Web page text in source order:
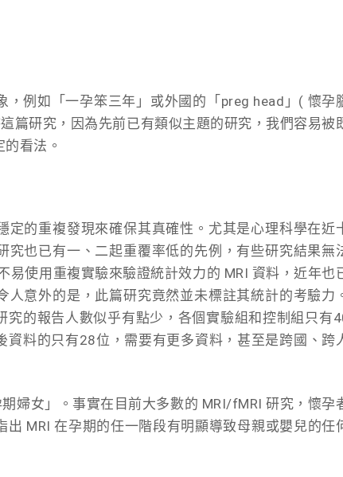
例如「一孕笨三年」或外國的「preg head」( 懷孕
篇研究，因為先前已有類似主題的研究，我們容易被
看法。
定的重複發現來確保其真確性。尤其是心理科學在近
究也已有一、二起重覆率低的先例，有些研究結果無
使用重複實驗來驗證統計效力的 MRI 資料，近年也
意外的是，此篇研究竟然並未標註其統計的考驗力
的報告人數似乎有點少，各個實驗組和控制組只有
資料的只有28位，需要有更多資料，甚至是跨國、跨
婦女」。事實在目前大多數的 MRI/fMRI 研究，懷孕
MRI 在孕期的任一階段有明顯導致母親或嬰兒的任